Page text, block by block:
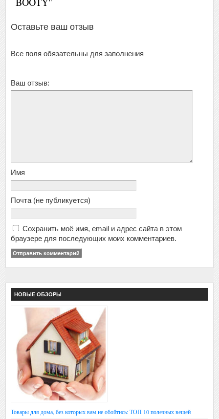
Оставьте ваш отзыв
Все поля обязательны для заполнения
Ваш отзыв:
Имя
Почта (не публикуется)
Сохранить моё имя, email и адрес сайта в этом
браузере для последующих моих комментариев.
НОВЫЕ ОБЗОРЫ
Товары для дома, без которых вам не обойтись: ТОП 10 полезных вещей